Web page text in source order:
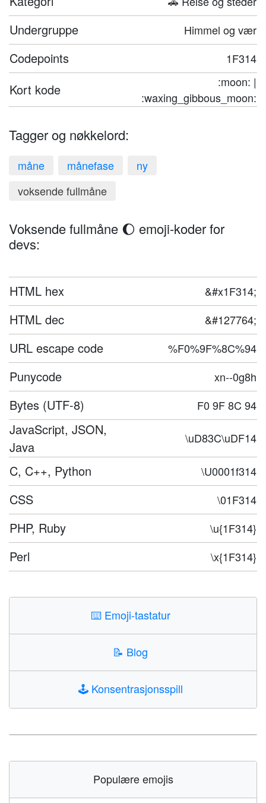
Undergruppe Himmel og vær
Codepoints 1F314
Kort kode
:moon: |
:waxing_gibbous_moon:
Tagger og nøkkelord:
måne månefase
ny
voksende fullmåne
Voksende fullmåne 🌔 emoji-koder for
devs:
HTML hex &#x1F314;
HTML dec &#127764;
URL escape code %F0%9F%8C%94
Punycode xn--0g8h
Bytes (UTF-8) F0 9F 8C 94
JavaScript, JSON,
Java
\uD83C\uDF14
C, C++, Python \U0001f314
CSS \01F314
PHP, Ruby \u{1F314}
Perl \x{1F314}
⌨️ Emoji-tastatur
📝 Blog
🕹️ Konsentrasjonsspill
Populære emojis